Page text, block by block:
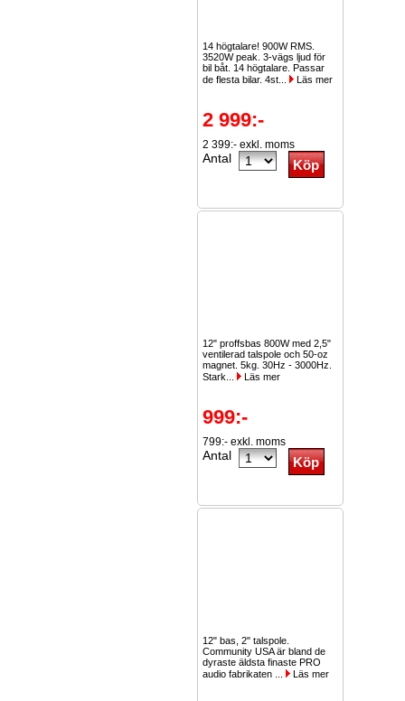
14 högtalare! 900W RMS.
3520W peak. 3-vägs ljud för
bil båt. 14 högtalare. Passar
de flesta bilar. 4st...
Läs mer
2 999:-
2 399:- exkl. moms
Antal
12" proffsbas 800W med 2,5"
ventilerad talspole och 50-oz
magnet. 5kg. 30Hz - 3000Hz.
Stark...
Läs mer
999:-
799:- exkl. moms
Antal
12" bas, 2" talspole.
Community USA är bland de
dyraste äldsta finaste PRO
audio fabrikaten ...
Läs mer